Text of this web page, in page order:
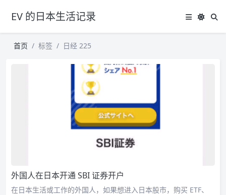
EV 的日本生活记录
首页 标签 日经 225
外国人在日本开通 SBI 证券开户
在日本生活或工作的外国人，如果想进入日本股市，购买 ETF、